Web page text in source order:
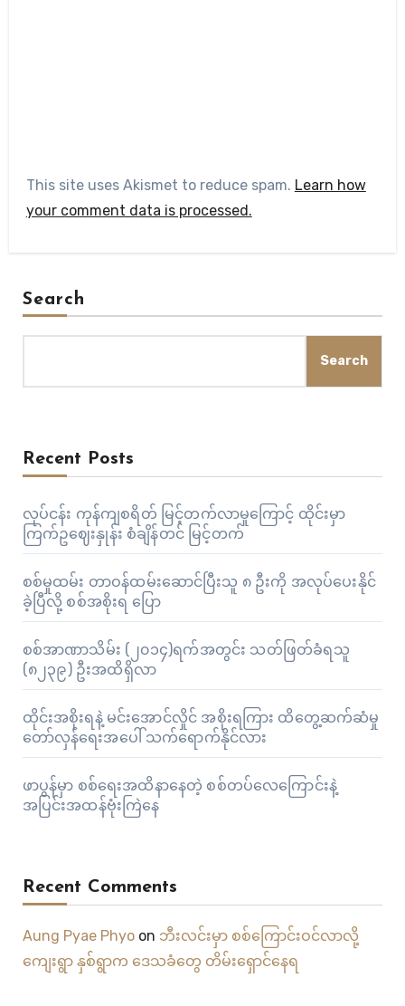
This site uses Akismet to reduce spam. Learn how
your comment data is processed.
Search
Search
Recent Posts
လုပ်ငန်း ကုန်ကျစရိတ် မြင့်တက်လာမှုကြောင့် ထိုင်းမှာ
ကြက်ဥဈေးနှုန်း စံချိန်တင် မြင့်တက်
စစ်မှုထမ်း တာဝန်ထမ်းဆောင်ပြီးသူ ၈ ဦးကို အလုပ်ပေးနိုင်
ခဲ့ပြီလို့ စစ်အစိုးရ ပြော
စစ်အာဏာသိမ်း (၂၀၁၄)ရက်အတွင်း သတ်ဖြတ်ခံရသူ
(၈၂၃၉) ဦးအထိရှိလာ
ထိုင်းအစိုးရနဲ့ မင်းအောင်လှိုင် အစိုးရကြား ထိတွေ့ဆက်ဆံမှု
တော်လှန်ရေးအပေါ် သက်ရောက်နိုင်လား
ဖာပွန်မှာ စစ်ရေးအထိနာနေတဲ့ စစ်တပ်လေကြောင်းနဲ့
အပြင်းအထန်ဗုံးကြဲနေ
Recent Comments
Aung Pyae Phyoon ဘီးလင်းမှာ စစ်ကြောင်းဝင်လာလို့
ကျေးရွာ နှစ်ရွာက ဒေသခံတွေ တိမ်းရှောင်နေရ